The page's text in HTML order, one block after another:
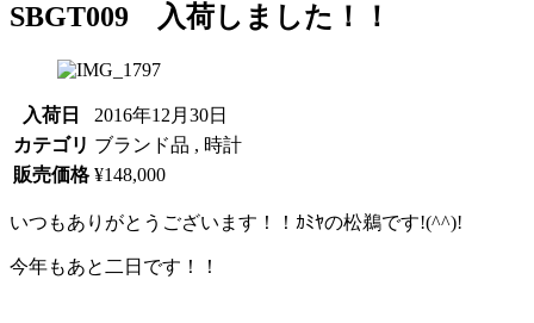
SBGT009 入荷しました！！
入荷日
2016年12月30日
カテゴリ ブランド品 , 時計
販売価格 ¥148,000
いつもありがとうございます！！ｶﾐﾔの松鵜です!(^^)!
今年もあと二日です！！